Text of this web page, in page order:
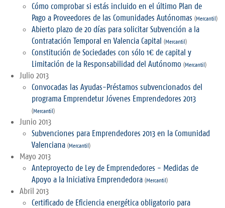
Cómo comprobar si estás incluido en el último Plan de
Pago a Proveedores de las Comunidades Autónomas (Mercantil)
Abierto plazo de 20 días para solicitar Subvención a la
Contratación Temporal en Valencia Capital (Mercantil)
Constitución de Sociedades con sólo 1€ de capital y
Limitación de la Responsabilidad del Autónomo (Mercantil)
Julio 2013
Convocadas las Ayudas-Préstamos subvencionados del
programa Emprendetur Jóvenes Emprendedores 2013
(Mercantil)
Junio 2013
Subvenciones para Emprendedores 2013 en la Comunidad
Valenciana (Mercantil)
Mayo 2013
Anteproyecto de Ley de Emprendedores - Medidas de
Apoyo a la Iniciativa Emprendedora (Mercantil)
Abril 2013
Certificado de Eficiencia energética obligatorio para